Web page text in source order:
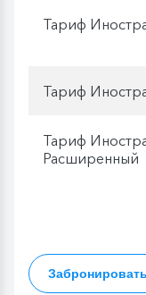
Тариф
Тариф
Тариф
Расширенный
Забронировать